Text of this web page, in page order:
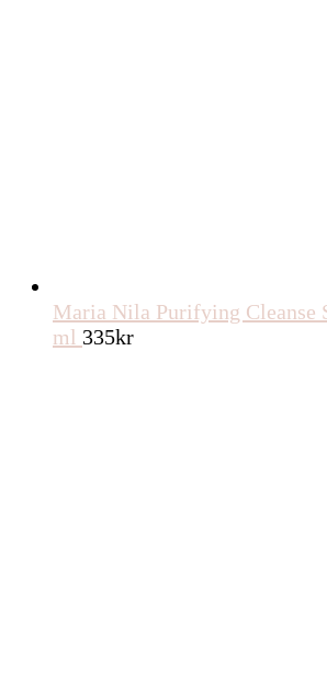
Maria Nila Purifying Cleanse
ml 335kr